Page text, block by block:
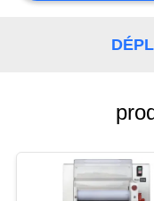
CONTRÔLE